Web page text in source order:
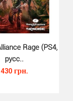
этот раз все
Rage (PS4,
русс..
430 грн.